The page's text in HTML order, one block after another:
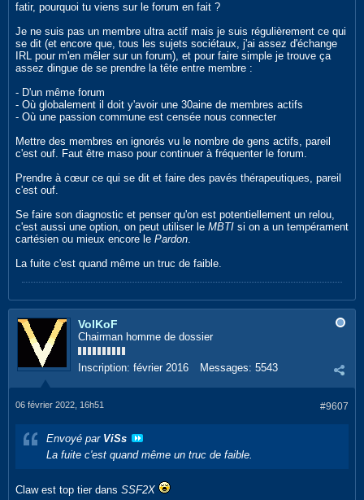
fatir, pourquoi tu viens sur le forum en fait ?
Je ne suis pas un membre ultra actif mais je suis régulièrement ce qui
se dit (et encore que, tous les sujets sociétaux, j'ai assez d'échange
IRL pour m'en mêler sur un forum), et pour faire simple je trouve ça
assez dingue de se prendre la tête entre membre :
- D'un même forum
- Où globalement il doit y'avoir une 30aine de membres actifs
- Où une passion commune est censée nous connecter
Mettre des membres en ignorés vu le nombre de gens actifs, pareil
c'est ouf. Faut être maso pour continuer à fréquenter le forum.
Prendre à cœur ce qui se dit et faire des pavés thérapeutiques, pareil
c'est ouf.
Se faire son diagnostic et penser qu'on est potentiellement un relou,
c'est aussi une option, on peut utiliser le MBTI si on a un tempérament
cartésien ou mieux encore le Pardon.
La fuite c'est quand même un truc de faible.
VolKoF
Chairman homme de dossier
Inscription: février 2016 Messages: 5543
#9607
06 février 2022, 16h51
Envoyé par ViSs
La fuite c'est quand même un truc de faible.
Claw est top tier dans SSF2X